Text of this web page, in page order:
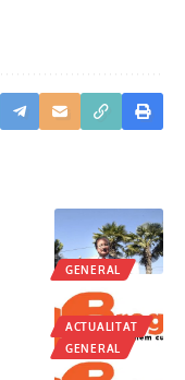
GENERAL
ACTUALITAT
GENERAL